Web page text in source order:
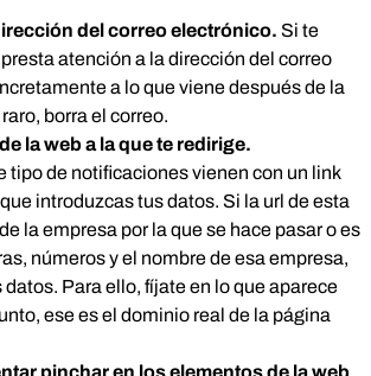
del correo electrónico. Si te
atención a la dirección del correo
a lo que viene después de la
borra el correo.
la web a la que te redirige.
tipo de notificaciones vienen con un link
introduzcas tus datos. Si la url de esta
la empresa por la que se hace pasar o es
números y el nombre de esa empresa,
Para ello, fíjate en lo que aparece
ese es el dominio real de la página